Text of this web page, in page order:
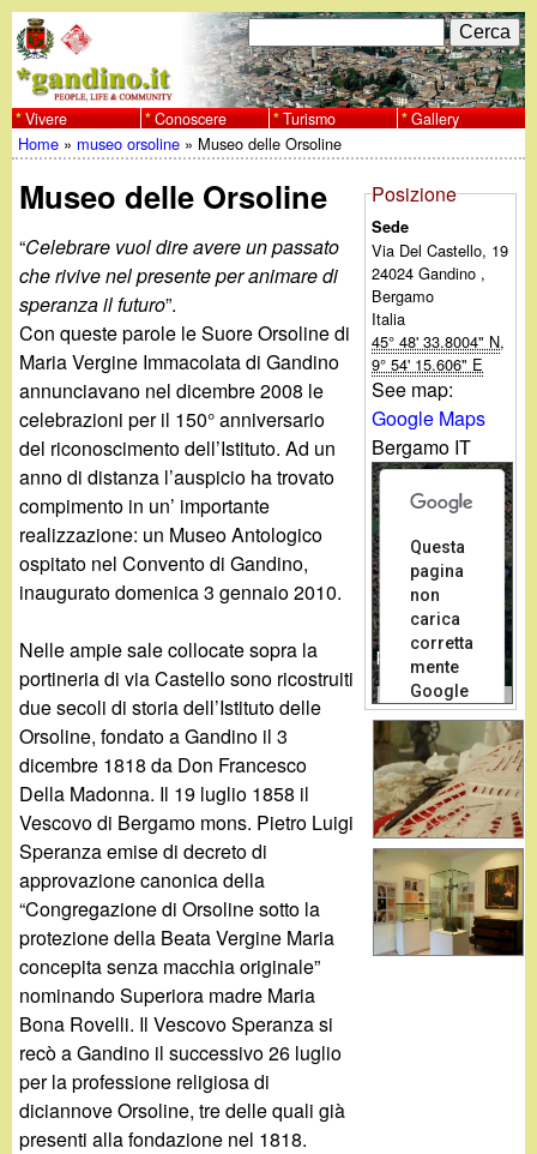
al
contenuto
principale
w
w
w
.
g
a
n
d
i
n
o
.
i
t
F
o
r
m
d
i
r
i
c
e
r
c
a
C
e
r
c
a
Vivere Conoscere Turismo Gallery
Tu
sei
qui
Home » museo orsoline » Museo delle Orsoline
Museo delle Orsoline
“Celebrare vuol dire avere un passato
che rivive nel presente per animare di
speranza il futuro”.
Con queste parole le Suore Orsoline di
Maria Vergine Immacolata di Gandino
annunciavano nel dicembre 2008 le
celebrazioni per il 150° anniversario
del riconoscimento dell’Istituto. Ad un
anno di distanza l’auspicio ha trovato
compimento in un’ importante
realizzazione: un Museo Antologico
ospitato nel Convento di Gandino,
inaugurato domenica 3 gennaio 2010.
Nelle ampie sale collocate sopra la
portineria di via Castello sono ricostruiti
due secoli di storia dell’Istituto delle
Orsoline, fondato a Gandino il 3
dicembre 1818 da Don Francesco
Della Madonna. Il 19 luglio 1858 il
Vescovo di Bergamo mons. Pietro Luigi
Speranza emise di decreto di
approvazione canonica della
“Congregazione di Orsoline sotto la
protezione della Beata Vergine Maria
concepita senza macchia originale”
nominando Superiora madre Maria
Bona Rovelli. Il Vescovo Speranza si
recò a Gandino il successivo 26 luglio
per la professione religiosa di
diciannove Orsoline, tre delle quali già
presenti alla fondazione nel 1818.
Posizione
Sede
Via Del Castello, 19
24024 Gandino ,
Bergamo
Italia
45° 48' 33.8004" N,
9° 54' 15.606" E
See map:
Google Maps
Bergamo IT
For development purposes only
For development purposes only
Dati mappa Termini
Questa
pagina
non
carica
corretta
mente
Google
Maps.
Sei il
proprietario
di questo
sito web?